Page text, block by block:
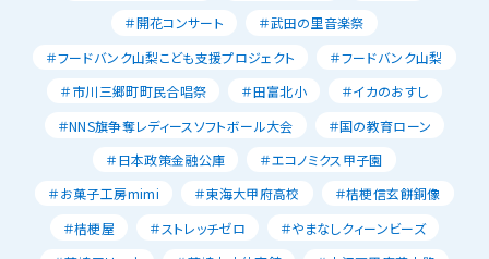
＃開花コンサート
＃武田の里音楽祭
＃フードバンク山梨こども支援プロジェクト
＃フードバンク山梨
＃市川三郷町町民合唱祭
＃田富北小
＃イカのおすし
＃NNS旗争奪レディースソフトボール大会
＃国の教育ローン
＃日本政策金融公庫
＃エコノミクス甲子園
＃お菓子工房mimi
＃東海大甲府高校
＃桔梗信玄餅銅像
＃桔梗屋
＃ストレッチゼロ
＃やまなしクィーンビーズ